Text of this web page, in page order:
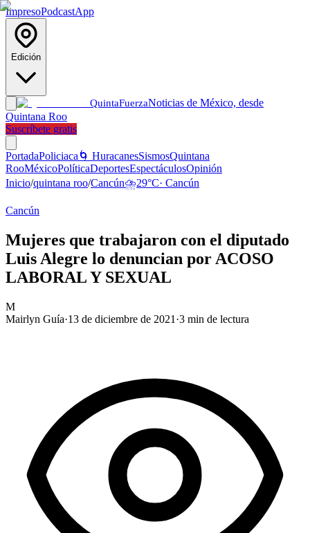
ImpresoPodcastApp
Edición
QuintaFuerzaNoticias de México, desde
Quintana Roo
Suscríbete gratis
PortadaPoliciaca 🌀 HuracanesSismosQuintana
RooMéxicoPolíticaDeportesEspectáculosOpinión
Inicio/quintana roo/Cancún⛈️29°C· Cancún
Cancún
Mujeres que trabajaron con el diputado
Luis Alegre lo denuncian por ACOSO
LABORAL Y SEXUAL
M
Mairlyn Guía·13 de diciembre de 2021 ·3 min de lectura